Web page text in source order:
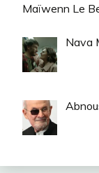
Maïwenn Le
Nava